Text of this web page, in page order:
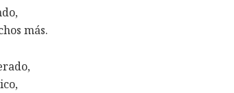
más.